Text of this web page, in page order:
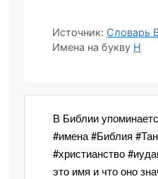
Источник: Словарь
Имена на букву Н
В Библии
#имена #Библия
#христианство
это имя и что оно